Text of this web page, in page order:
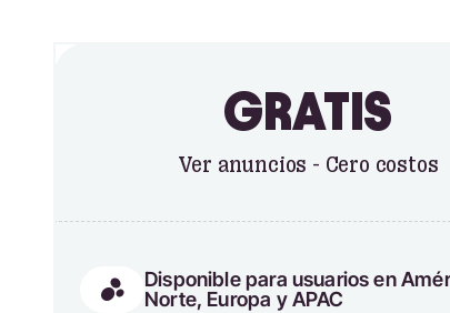
GRATIS
Ver anuncios - Cero costos
Disponible para usuarios en
Norte, Europa y APAC